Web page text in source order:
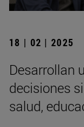
18 | 02 | 2025
Desarrollan
decisiones
salud,